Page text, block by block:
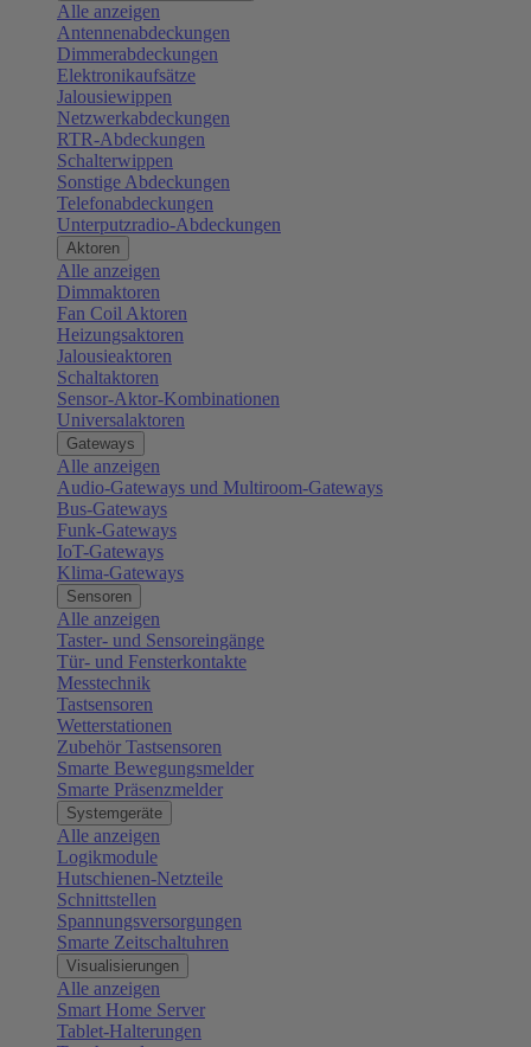
Alle anzeigen
Antennenabdeckungen
Dimmerabdeckungen
Elektronikaufsätze
Jalousiewippen
Netzwerkabdeckungen
RTR-Abdeckungen
Schalterwippen
Sonstige Abdeckungen
Telefonabdeckungen
Unterputzradio-Abdeckungen
Aktoren
Alle anzeigen
Dimmaktoren
Fan Coil Aktoren
Heizungsaktoren
Jalousieaktoren
Schaltaktoren
Sensor-Aktor-Kombinationen
Universalaktoren
Gateways
Alle anzeigen
Audio-Gateways und Multiroom-Gateways
Bus-Gateways
Funk-Gateways
IoT-Gateways
Klima-Gateways
Sensoren
Alle anzeigen
Taster- und Sensoreingänge
Tür- und Fensterkontakte
Messtechnik
Tastsensoren
Wetterstationen
Zubehör Tastsensoren
Smarte Bewegungsmelder
Smarte Präsenzmelder
Systemgeräte
Alle anzeigen
Logikmodule
Hutschienen-Netzteile
Schnittstellen
Spannungsversorgungen
Smarte Zeitschaltuhren
Visualisierungen
Alle anzeigen
Smart Home Server
Tablet-Halterungen